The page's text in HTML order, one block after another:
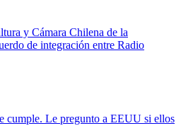
y Cámara Chilena de la
de integración entre Radio
cumple. Le pregunto a EEUU si ellos